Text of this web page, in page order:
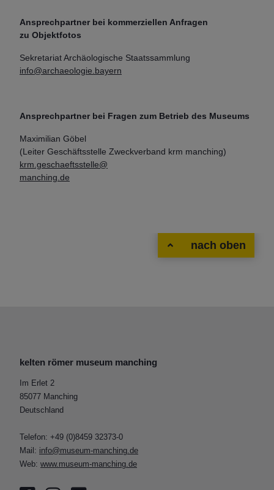
Ansprechpartner bei kommerziellen Anfragen
zu Objektfotos
Sekretariat Archäologische Staatssammlung
info@archaeologie.bayern
Ansprechpartner bei Fragen zum Betrieb des Museums
Maximilian Göbel
(Leiter Geschäftsstelle Zweckverband krm manching)
krm.geschaeftsstelle@
manching.de
nach oben
kelten römer museum manching
Im Erlet 2
85077 Manching
Deutschland
Telefon: +49 (0)8459 32373-0
Mail: info@museum-manching.de
Web: www.museum-manching.de